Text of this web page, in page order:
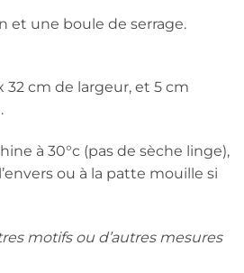
et une boule de serrage.
32 cm de largeur, et 5 cm
à 30°c (pas de sèche linge),
ou à la patte mouille si
motifs ou d’autres mesures